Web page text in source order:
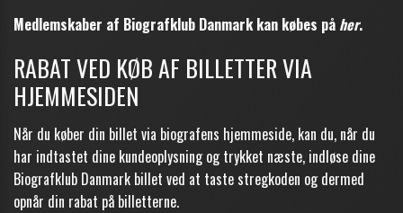
Medlemskaber af Biografklub Danmark kan købes på her.
RABAT VED KØB AF BILLETTER VIA
HJEMMESIDEN
Når du køber din billet via biografens hjemmeside, kan du, når du
har indtastet dine kundeoplysning og trykket næste, indløse dine
Biografklub Danmark billet ved at taste stregkoden og dermed
opnår din rabat på billetterne.